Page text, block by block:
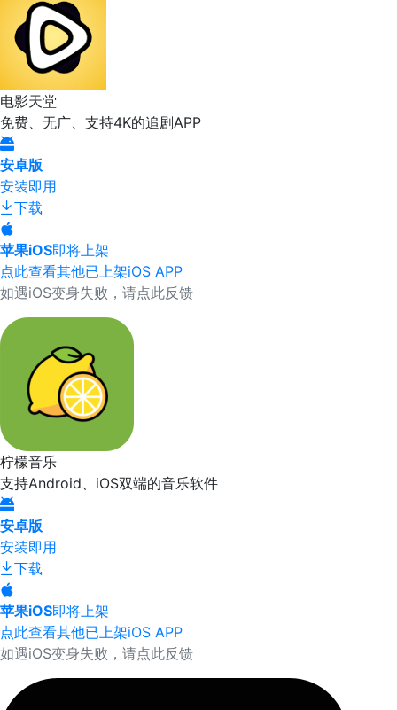
电影天堂
免费、无广、支持4K的追剧APP
安卓版
安装即用
下载
苹果iOS即将上架
点此查看其他已上架iOS APP
如遇iOS变身失败，请点此反馈
柠檬音乐
支持Android、iOS双端的音乐软件
安卓版
安装即用
下载
苹果iOS即将上架
点此查看其他已上架iOS APP
如遇iOS变身失败，请点此反馈